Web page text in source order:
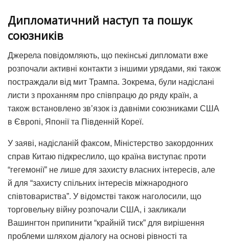
Дипломатичний наступ та пошук
союзників
Джерела повідомляють, що пекінські дипломати вже
розпочали активні контакти з іншими урядами, які також
постраждали від мит Трампа. Зокрема, були надіслані
листи з проханням про співпрацю до ряду країн, а
також встановлено зв’язок із давніми союзниками США
в Європі, Японії та Південній Кореї.
У заяві, надісланій факсом, Міністерство закордонних
справ Китаю підкреслило, що країна виступає проти
“гегемонії” не лише для захисту власних інтересів, але
й для “захисту спільних інтересів міжнародного
співтовариства”. У відомстві також наголосили, що
торговельну війну розпочали США, і закликали
Вашингтон припинити “крайній тиск” для вирішення
проблеми шляхом діалогу на основі рівності та